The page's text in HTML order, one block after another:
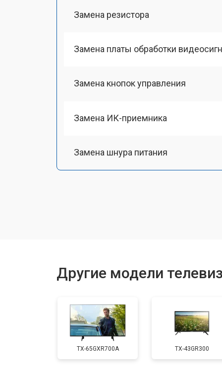
Замена резистора
Замена платы обработки
Замена кнопок управления
Замена ИК-приемника
Замена шнура питания
Замена HDMI порта
Замена модуля Wi-Fi
Другие модели
TX-65GXR700A TX-43GR300